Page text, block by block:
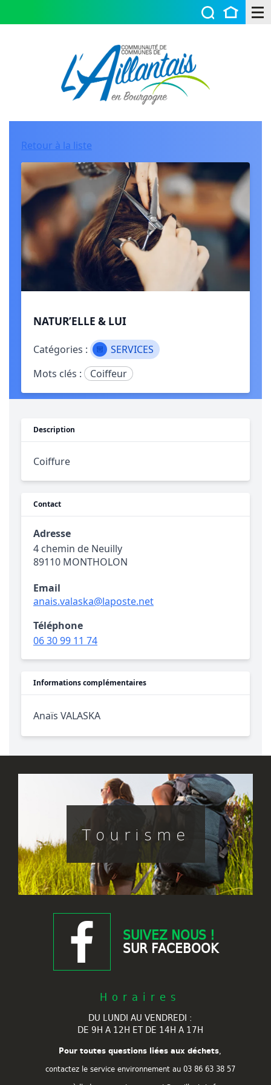
Retour à la liste
NATUR’ELLE & LUI
Catégories :
SERVICES
Mots clés :
Coiffeur
Description
Coiffure
Contact
Adresse
4 chemin de Neuilly
89110 MONTHOLON
Email
anais.valaska@laposte.net
Téléphone
06 30 99 11 74
Informations complémentaires
Anaïs VALASKA
Tourisme
SUIVEZ NOUS !
SUR FACEBOOK
Horaires
DU LUNDI AU VENDREDI :
DE 9H A 12H ET DE 14H A 17H
Pour toutes questions liées aux déchets,
contactez le service environnement au 03 86 63 38 57